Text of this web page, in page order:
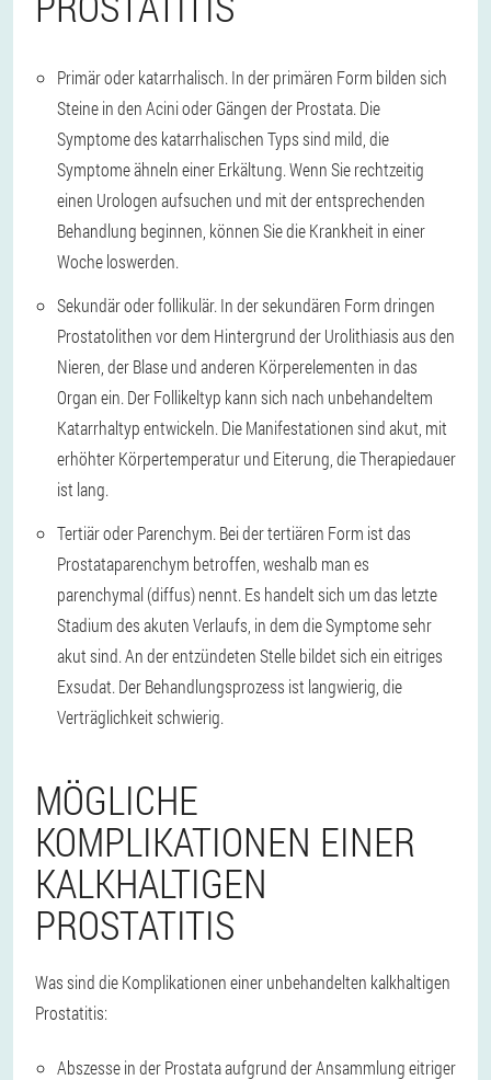
Primär oder katarrhalisch. In der primären Form bilden sich
Steine in den Acini oder Gängen der Prostata. Die
Symptome des katarrhalischen Typs sind mild, die
Symptome ähneln einer Erkältung. Wenn Sie rechtzeitig
einen Urologen aufsuchen und mit der entsprechenden
Behandlung beginnen, können Sie die Krankheit in einer
Woche loswerden.
Sekundär oder follikulär. In der sekundären Form dringen
Prostatolithen vor dem Hintergrund der Urolithiasis aus den
Nieren, der Blase und anderen Körperelementen in das
Organ ein. Der Follikeltyp kann sich nach unbehandeltem
Katarrhaltyp entwickeln. Die Manifestationen sind akut, mit
erhöhter Körpertemperatur und Eiterung, die Therapiedauer
ist lang.
Tertiär oder Parenchym. Bei der tertiären Form ist das
Prostataparenchym betroffen, weshalb man es
parenchymal (diffus) nennt. Es handelt sich um das letzte
Stadium des akuten Verlaufs, in dem die Symptome sehr
akut sind. An der entzündeten Stelle bildet sich ein eitriges
Exsudat. Der Behandlungsprozess ist langwierig, die
Verträglichkeit schwierig.
MÖGLICHE
KOMPLIKATIONEN EINER
KALKHALTIGEN
PROSTATITIS
Was sind die Komplikationen einer unbehandelten kalkhaltigen
Prostatitis:
Abszesse in der Prostata aufgrund der Ansammlung eitriger